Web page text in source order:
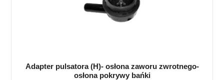
Adapter pulsatora (H)- osłona zaworu zwrotnego-
osłona pokrywy bańki